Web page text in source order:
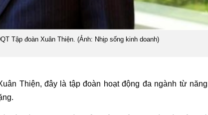
Tập đoàn Xuân Thiện. (Ảnh: Nhịp sống kinh doanh)
Thiện, đây là tập đoàn hoạt động đa ngành từ năng